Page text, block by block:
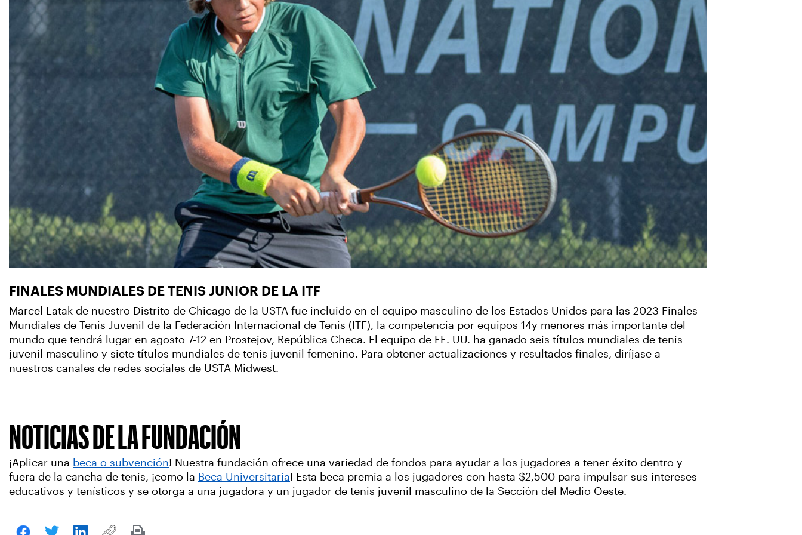
FINALES MUNDIALES DE TENIS JUNIOR DE LA ITF
Marcel Latak de nuestro Distrito de Chicago de la USTA fue incluido en el equipo masculino de los Estados Unidos para las 2023 Finales
Mundiales de Tenis Juvenil de la Federación Internacional de Tenis (ITF), la competencia por equipos 14y menores más importante del
mundo que tendrá lugar en agosto 7-12 en Prostejov, República Checa. El equipo de EE. UU. ha ganado seis títulos mundiales de tenis
juvenil masculino y siete títulos mundiales de tenis juvenil femenino. Para obtener actualizaciones y resultados finales, diríjase a
nuestros canales de redes sociales de USTA Midwest.
NOTICIAS DE LA FUNDACIÓN
¡Aplicar una beca o subvención! Nuestra fundación ofrece una variedad de fondos para ayudar a los jugadores a tener éxito dentro y
fuera de la cancha de tenis, ¡como la Beca Universitaria! Esta beca premia a los jugadores con hasta $2,500 para impulsar sus intereses
educativos y tenísticos y se otorga a una jugadora y un jugador de tenis juvenil masculino de la Sección del Medio Oeste.